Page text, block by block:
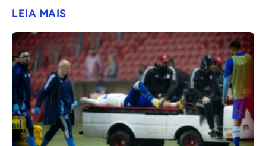
LEIA MAIS